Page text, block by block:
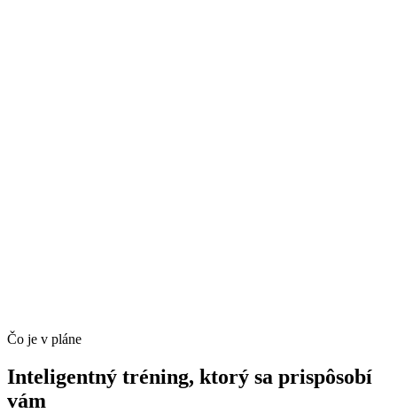
Čo je v pláne
Inteligentný tréning, ktorý sa prispôsobí
vám